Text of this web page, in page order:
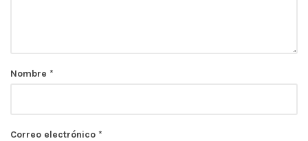
Nombre *
Correo electrónico *